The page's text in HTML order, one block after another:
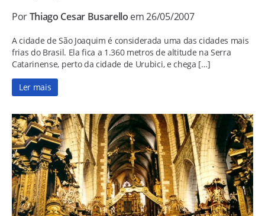
PorThiago Cesar Busarello em 26/05/2007
A cidade de São Joaquim é considerada uma das cidades mais
frias do Brasil. Ela fica a 1.360 metros de altitude na Serra
Catarinense, perto da cidade de Urubici, e chega […]
Ler mais